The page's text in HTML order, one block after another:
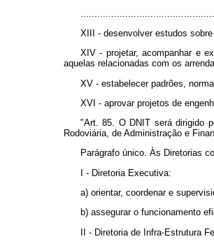
XIII - desenvolver estudos
XIV - projetar, acompanhar e
aquelas relacionadas com os
XV - estabelecer padrões,
XVI - aprovar projetos de
"Art. 85. O DNIT será dirigido
Rodoviária, de Administração e
Parágrafo único. Às Diretorias
I - Diretoria Executiva:
a) orientar, coordenar e
b) assegurar o funcionamento
II - Diretoria de Infra-Estrutura